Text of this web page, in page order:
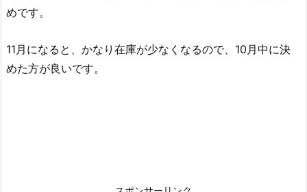
めです。
11月になると、かなり在庫が少なくなるので、10月中に決
めた方が良いです。